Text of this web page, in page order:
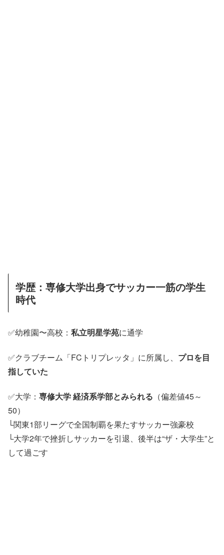
学歴：専修大学出身でサッカー一筋の学生
時代
✅幼稚園〜高校： 私立明星学苑に通学
✅クラブチーム「FCトリプレッタ」に所属し、 プロを目
指していた
✅大学： 専修大学 経済系学部とみられる （偏差値45～
50）
└関東1部リーグで全国制覇を果たすサッカー強豪校
└大学2年で挫折しサッカーを引退、後半は“ザ・大学生”と
して過ごす